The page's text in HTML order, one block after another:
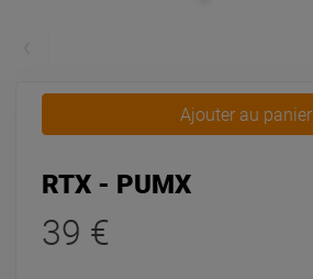
Ajouter au panier
RTX - PUMX
39 €